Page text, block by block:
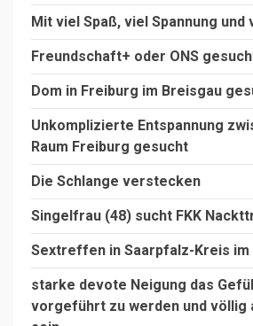
Mit viel Spaß, viel Spannung und
Freundschaft+ oder ONS
Dom in Freiburg im Breisgau
Unkomplizierte Entspannung
Raum Freiburg gesucht
Die Schlange verstecken
Singelfrau (48) sucht FKK
Sextreffen in Saarpfalz-Kreis im
starke devote Neigung das
vorgeführt zu werden und